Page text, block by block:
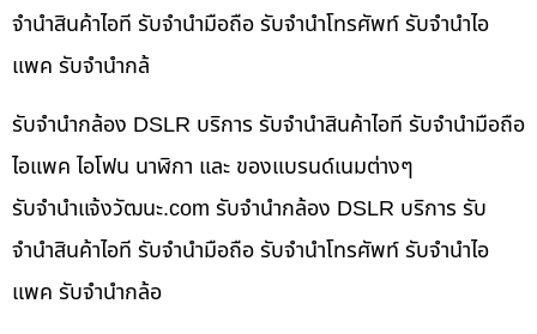
จำนำสินค้าไอที รับจำนำมือถือ รับจำนำโทรศัพท์ รับจำนำไอ
แพค รับจำนำกล้
รับจำนำกล้อง DSLR บริการ รับจำนำสินค้าไอที รับจำนำมือถือ
ไอแพค ไอโฟน นาฬิกา และ ของแบรนด์เนมต่างๆ
รับจํานําแจ้งวัฒนะ.com รับจำนำกล้อง DSLR บริการ รับ
จำนำสินค้าไอที รับจำนำมือถือ รับจำนำโทรศัพท์ รับจำนำไอ
แพค รับจำนำกล้อ